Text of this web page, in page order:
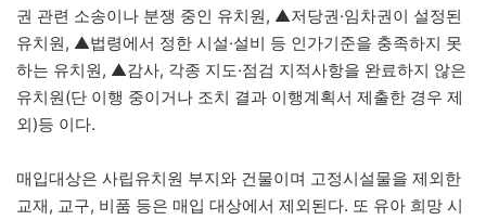
권 관련 소송이나 분쟁 중인 유치원, ▲저당권·임차권이 설정된
유치원, ▲법령에서 정한 시설·설비 등 인가기준을 충족하지 못
하는 유치원, ▲감사, 각종 지도·점검 지적사항을 완료하지 않은
유치원(단 이행 중이거나 조치 결과 이행계획서 제출한 경우 제
외)등 이다.
매입대상은 사립유치원 부지와 건물이며 고정시설물을 제외한
교재, 교구, 비품 등은 매입 대상에서 제외된다. 또 유아 희망 시